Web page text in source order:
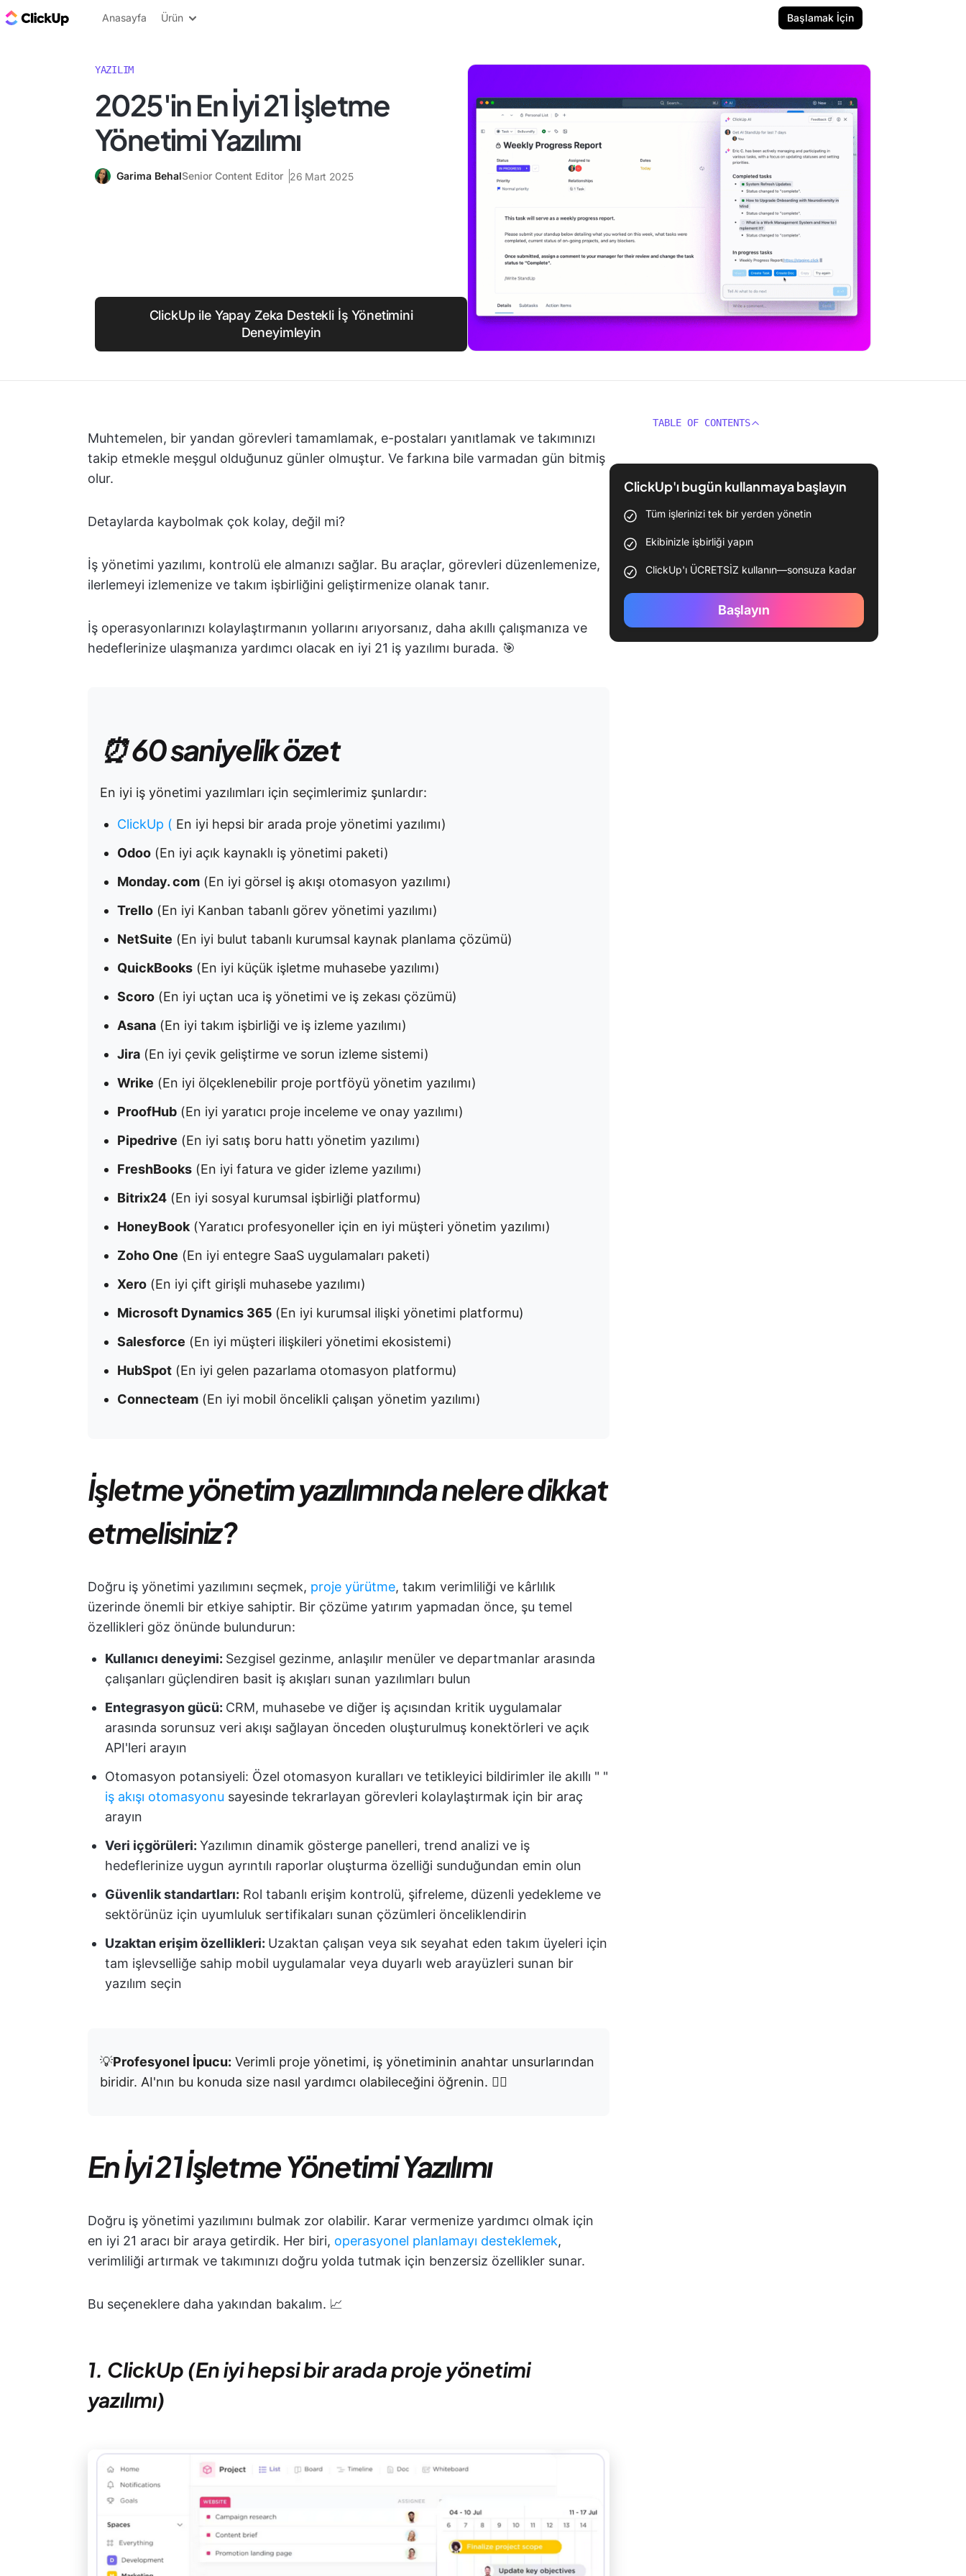
ClickUp Blog
Anasayfa Ürün Başlamak İçin
YAZILIM
2025'in En İyi 21 İşletme
Yönetimi Yazılımı
Garima BehalSenior Content Editor 26 Mart 2025
ClickUp ile Yapay Zeka Destekli İş Yönetimini
Deneyimleyin
Muhtemelen, bir yandan görevleri tamamlamak, e-postaları yanıtlamak ve takımınızı
takip etmekle meşgul olduğunuz günler olmuştur. Ve farkına bile varmadan gün bitmiş
olur.
Detaylarda kaybolmak çok kolay, değil mi?
İş yönetimi yazılımı, kontrolü ele almanızı sağlar. Bu araçlar, görevleri düzenlemenize,
ilerlemeyi izlemenize ve takım işbirliğini geliştirmenize olanak tanır.
İş operasyonlarınızı kolaylaştırmanın yollarını arıyorsanız, daha akıllı çalışmanıza ve
hedeflerinize ulaşmanıza yardımcı olacak en iyi 21 iş yazılımı burada. 🎯
⏰ 60 saniyelik özet
En iyi iş yönetimi yazılımları için seçimlerimiz şunlardır:
ClickUp ( En iyi hepsi bir arada proje yönetimi yazılımı)
Odoo (En iyi açık kaynaklı iş yönetimi paketi)
Monday. com (En iyi görsel iş akışı otomasyon yazılımı)
Trello (En iyi Kanban tabanlı görev yönetimi yazılımı)
NetSuite (En iyi bulut tabanlı kurumsal kaynak planlama çözümü)
QuickBooks (En iyi küçük işletme muhasebe yazılımı)
Scoro (En iyi uçtan uca iş yönetimi ve iş zekası çözümü)
Asana (En iyi takım işbirliği ve iş izleme yazılımı)
Jira (En iyi çevik geliştirme ve sorun izleme sistemi)
Wrike (En iyi ölçeklenebilir proje portföyü yönetim yazılımı)
ProofHub (En iyi yaratıcı proje inceleme ve onay yazılımı)
Pipedrive (En iyi satış boru hattı yönetim yazılımı)
FreshBooks (En iyi fatura ve gider izleme yazılımı)
Bitrix24 (En iyi sosyal kurumsal işbirliği platformu)
HoneyBook (Yaratıcı profesyoneller için en iyi müşteri yönetim yazılımı)
Zoho One (En iyi entegre SaaS uygulamaları paketi)
Xero (En iyi çift girişli muhasebe yazılımı)
Microsoft Dynamics 365 (En iyi kurumsal ilişki yönetimi platformu)
Salesforce (En iyi müşteri ilişkileri yönetimi ekosistemi)
HubSpot (En iyi gelen pazarlama otomasyon platformu)
Connecteam (En iyi mobil öncelikli çalışan yönetim yazılımı)​​​​​​​​​​​​​​​​
İşletme yönetim yazılımında nelere dikkat
etmelisiniz?
Doğru iş yönetimi yazılımını seçmek, proje yürütme, takım verimliliği ve kârlılık
üzerinde önemli bir etkiye sahiptir. Bir çözüme yatırım yapmadan önce, şu temel
özellikleri göz önünde bulundurun:
Kullanıcı deneyimi: Sezgisel gezinme, anlaşılır menüler ve departmanlar arasında
çalışanları güçlendiren basit iş akışları sunan yazılımları bulun
Entegrasyon gücü: CRM, muhasebe ve diğer iş açısından kritik uygulamalar
arasında sorunsuz veri akışı sağlayan önceden oluşturulmuş konektörleri ve açık
API'leri arayın
Otomasyon potansiyeli: Özel otomasyon kuralları ve tetikleyici bildirimler ile akıllı " "
iş akışı otomasyonu sayesinde tekrarlayan görevleri kolaylaştırmak için bir araç
arayın
Veri içgörüleri: Yazılımın dinamik gösterge panelleri, trend analizi ve iş
hedeflerinize uygun ayrıntılı raporlar oluşturma özelliği sunduğundan emin olun
Güvenlik standartları: Rol tabanlı erişim kontrolü, şifreleme, düzenli yedekleme ve
sektörünüz için uyumluluk sertifikaları sunan çözümleri önceliklendirin
Uzaktan erişim özellikleri: Uzaktan çalışan veya sık seyahat eden takım üyeleri için
tam işlevselliğe sahip mobil uygulamalar veya duyarlı web arayüzleri sunan bir
yazılım seçin
💡Profesyonel İpucu: Verimli proje yönetimi, iş yönetiminin anahtar unsurlarından
biridir. AI'nın bu konuda size nasıl yardımcı olabileceğini öğrenin. 👇🏼
En İyi 21 İşletme Yönetimi Yazılımı
Doğru iş yönetimi yazılımını bulmak zor olabilir. Karar vermenize yardımcı olmak için
en iyi 21 aracı bir araya getirdik. Her biri, operasyonel planlamayı desteklemek,
verimliliği artırmak ve takımınızı doğru yolda tutmak için benzersiz özellikler sunar.
Bu seçeneklere daha yakından bakalım. 📈
1. ClickUp (En iyi hepsi bir arada proje yönetimi
yazılımı)
TABLE OF CONTENTS
ClickUp'ı bugün kullanmaya başlayın
Tüm işlerinizi tek bir yerden yönetin
Ekibinizle işbirliği yapın
ClickUp'ı ÜCRETSİZ kullanın—sonsuza kadar
Başlayın